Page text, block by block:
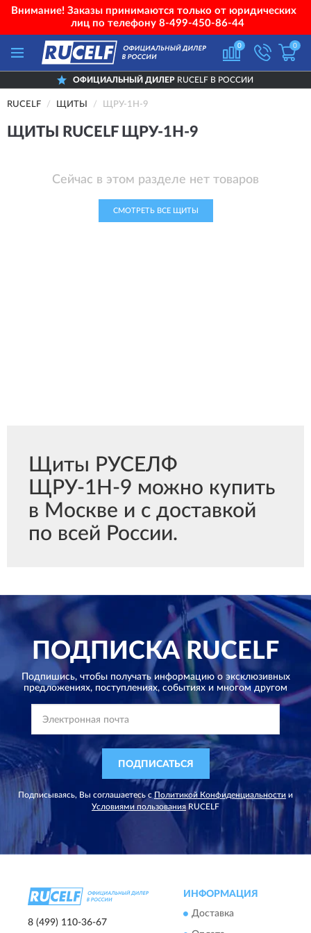
Внимание! Заказы принимаются только от юридических
лиц по телефону 8-499-450-86-44
0 0
ОФИЦИАЛЬНЫЙ ДИЛЕРRUCELF В РОССИИ
RUCELF ЩИТЫ ЩРУ-1Н-9
ЩИТЫ RUCELF ЩРУ-1Н-9
Сейчас в этом разделе нет товаров
СМОТРЕТЬ ВСЕ ЩИТЫ
Щиты РУСЕЛФ
ЩРУ-1Н-9 можно купить
в Москве и с доставкой
по всей России.
ПОДПИСКАRUCELF
Подпишись, чтобы получать информацию о эксклюзивных
предложениях, поступлениях, событиях и многом другом
ПОДПИСАТЬСЯ
Подписываясь, Вы соглашаетесь с Политикой Конфиденциальности и
Условиями пользованияRUCELF
8 (499) 110-36-67
ИНФОРМАЦИЯ
Доставка